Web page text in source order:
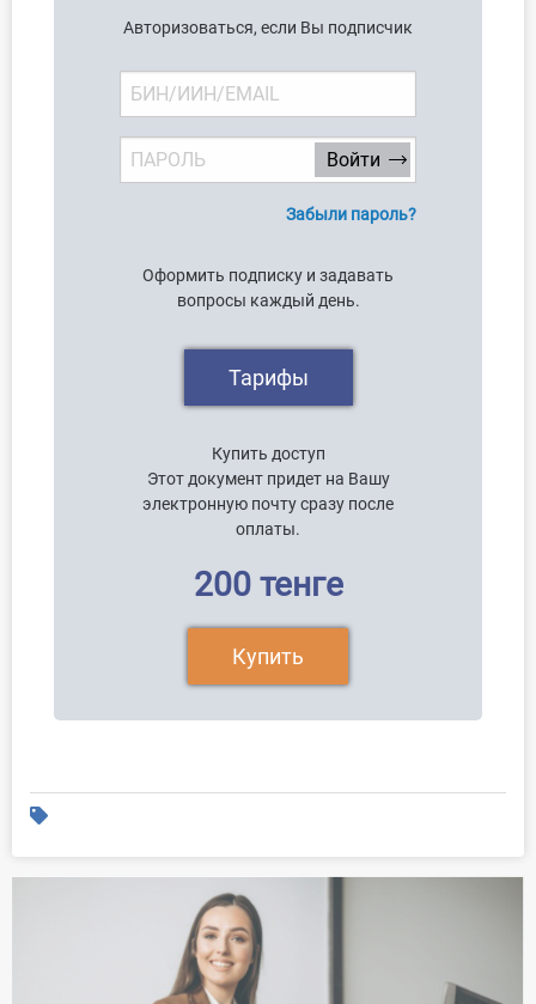
Тестирование для
бухгалтера
Авторизоваться, если Вы подписчик
Забыли пароль?
Оформить подписку и задавать
вопросы каждый день.
Тарифы
Купить доступ
Этот документ придет на Вашу
электронную почту сразу после
оплаты.
200 тенге
Купить